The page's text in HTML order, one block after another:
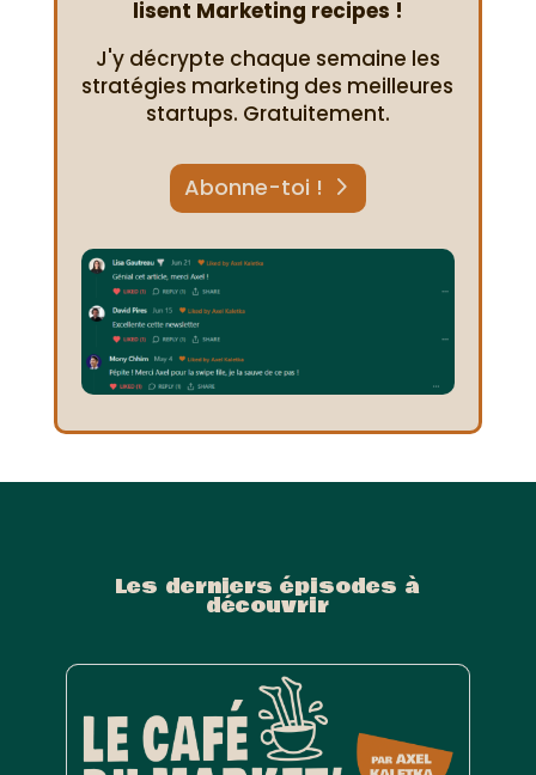
lisent Marketing recipes !
J'y décrypte chaque semaine les
stratégies marketing des meilleures
startups. Gratuitement.
Abonne-toi !
Les derniers épisodes à
découvrir